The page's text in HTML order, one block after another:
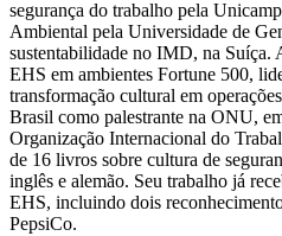
segurança do trabalho pela
Ambiental pela Universidade de
sustentabilidade no IMD, na Suíça.
EHS em ambientes Fortune 500,
transformação cultural em
Brasil como palestrante na ONU,
Organização Internacional do
de 16 livros sobre cultura de
inglês e alemão. Seu trabalho já
EHS, incluindo dois
PepsiCo.